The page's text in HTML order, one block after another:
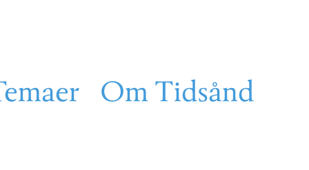
Om Tidsånd